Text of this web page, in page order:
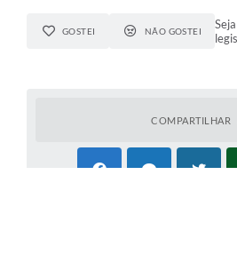
GOSTEI NÃO GOSTEI
COMPARTILHAR